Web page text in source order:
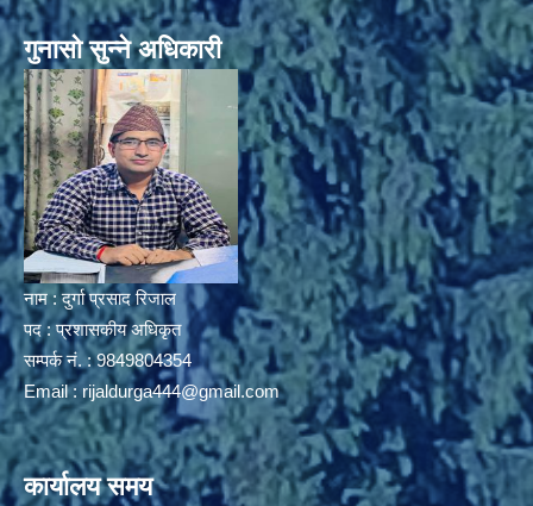
गुनासो सुन्ने अधिकारी
नाम : दुर्गा प्रसाद रिजाल
पद : प्रशासकीय अधिकृत
सम्पर्क नं. : 9849804354
Email : rijaldurga444@gmail.com
कार्यालय समय